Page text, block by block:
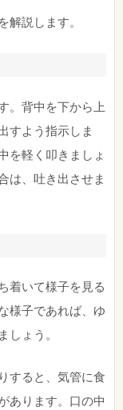
解説します。
。背中を下から上
すよう指示しま
を軽く叩きましょ
は、吐き出させま
着いて様子を見る
様子であれば、ゆ
しょう。
すると、気管に食
あります。口の中